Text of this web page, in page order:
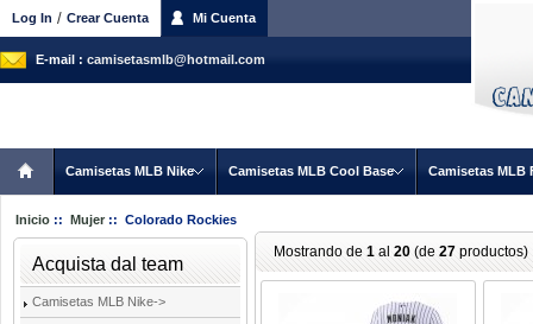
Log In / Crear Cuenta Mi Cuenta
E-mail : camisetasmlb@hotmail.com
Camisetas MLB Nike Camisetas MLB Cool Base Camisetas MLB
Inicio :: Mujer :: Colorado Rockies
Acquista dal team
Camisetas MLB Nike->
Mostrando de 1 al 20 (de 27 productos)